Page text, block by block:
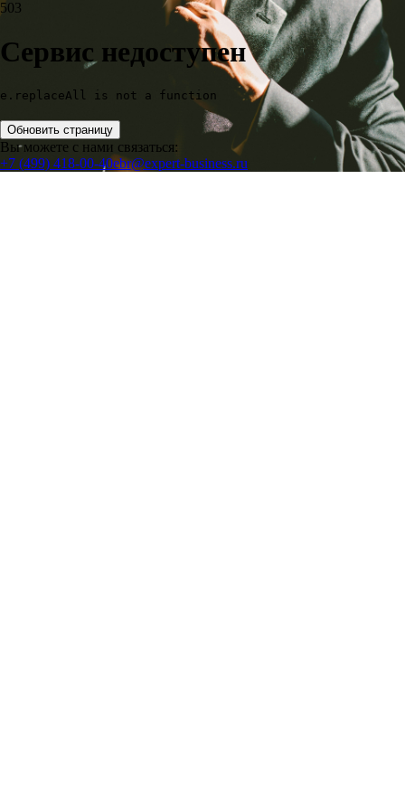
503
Сервис недоступен
e.replaceAll is not a function
Обновить страницу
Вы можете с нами связаться:
+7 (499) 418-00-40ebr@expert-business.ru